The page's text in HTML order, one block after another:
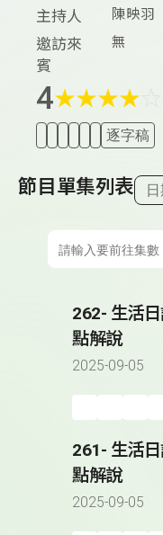
主持人 陳映羽
邀訪來
賓
無
4★★★★
逐字稿
節目單集列表
262- 生活
點解說
2025-09-05
261- 生活
點解說
2025-09-05